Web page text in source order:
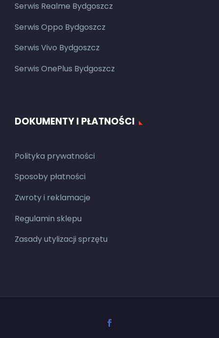
Serwis Realme Bydgoszcz
Serwis Oppo Bydgoszcz
Serwis Vivo Bydgoszcz
Serwis OnePlus Bydgoszcz
DOKUMENTY I PŁATNOŚCI
Polityka prywatności
Sposoby płatności
Zwroty i reklamacje
Regulamin sklepu
Zasady utylizacji sprzętu